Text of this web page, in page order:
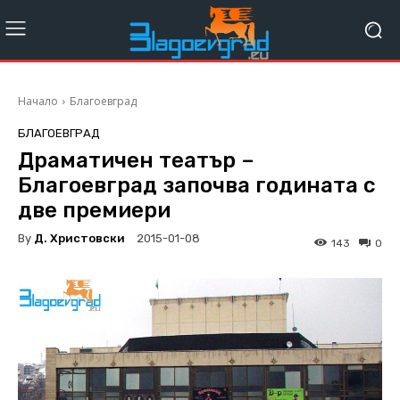
Начало Благоевград
БЛАГОЕВГРАД
Драматичен театър –
Благоевград започва годината с
две премиери
By Д. Христовски 2015-01-08 0
143